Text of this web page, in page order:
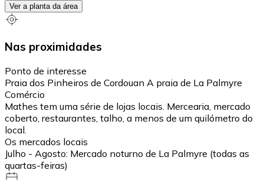
Ver a planta da área
Nas proximidades
Ponto de interesse
Praia dos Pinheiros de Cordouan A praia de La Palmyre
Comércio
Mathes tem uma série de lojas locais. Mercearia, mercado
coberto, restaurantes, talho, a menos de um quilómetro do
local.
Os mercados locais
Julho - Agosto: Mercado noturno de La Palmyre (todas as
quartas-feiras)